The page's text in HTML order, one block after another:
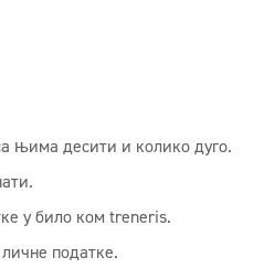
њима десити и колико дуго.
у било ком treneris.
податке.